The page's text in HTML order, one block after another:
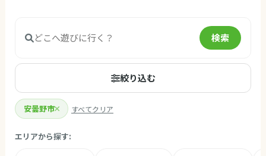
検索
絞り込む
安曇野市 すべてクリア
エリアから探す: